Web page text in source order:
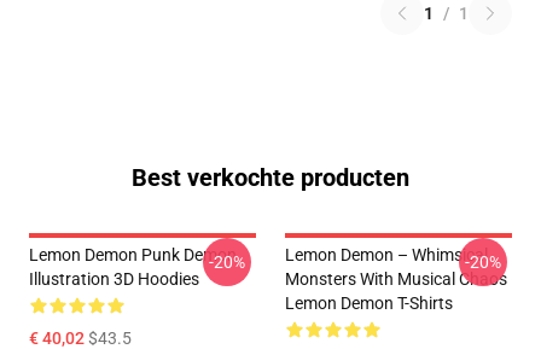
1 / 1
Best verkochte producten
Lemon Demon Punk Demon
Illustration 3D Hoodies
€ 40,02$43.5
-20%
Lemon Demon – Whimsical
Monsters With Musical Chaos
Lemon Demon T-Shirts
-20%